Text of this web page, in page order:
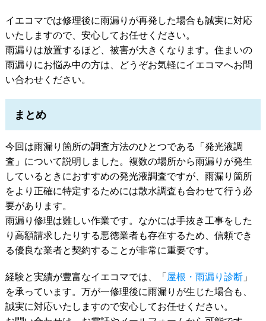
イエコマでは修理後に雨漏りが再発した場合も誠実に対応
いたしますので、安心してお任せください。
雨漏りは放置するほど、被害が大きくなります。住まいの
雨漏りにお悩み中の方は、どうぞお気軽にイエコマへお問
い合わせください。
まとめ
今回は雨漏り箇所の調査方法のひとつである「発光液調
査」について説明しました。複数の場所から雨漏りが発生
しているときにおすすめの発光液調査ですが、雨漏り箇所
をより正確に特定するためには散水調査も合わせて行う必
要があります。
雨漏り修理は難しい作業です。なかには手抜き工事をした
り高額請求したりする悪徳業者も存在するため、信頼でき
る優良な業者と契約することが非常に重要です。
経験と実績が豊富なイエコマでは、「屋根・雨漏り診断」
を承っています。万が一修理後に雨漏りが生じた場合も、
誠実に対応いたしますので安心してお任せください。